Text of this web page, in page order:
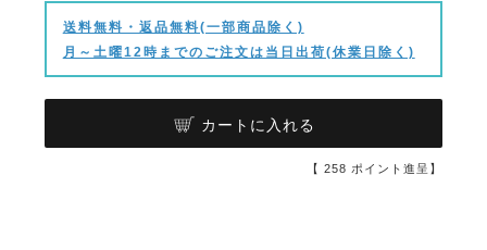
送料無料・返品無料(一部商品除く)
月～土曜12時までのご注文は当日出荷(休業日除く)
カートに入れる
【 258 ポイント進呈】